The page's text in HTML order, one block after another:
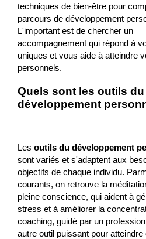
techniques de bien-être pour
parcours de développement
L'important est de chercher un
accompagnement qui répond à
uniques et vous aide à atteindre
personnels.
Quels sont les outils du
développement
Les outils du développement
sont variés et s'adaptent aux
objectifs de chaque individu.
courants, on retrouve la
pleine conscience, qui aident à
stress et à améliorer la
coaching, guidé par un
autre outil puissant pour atteindre